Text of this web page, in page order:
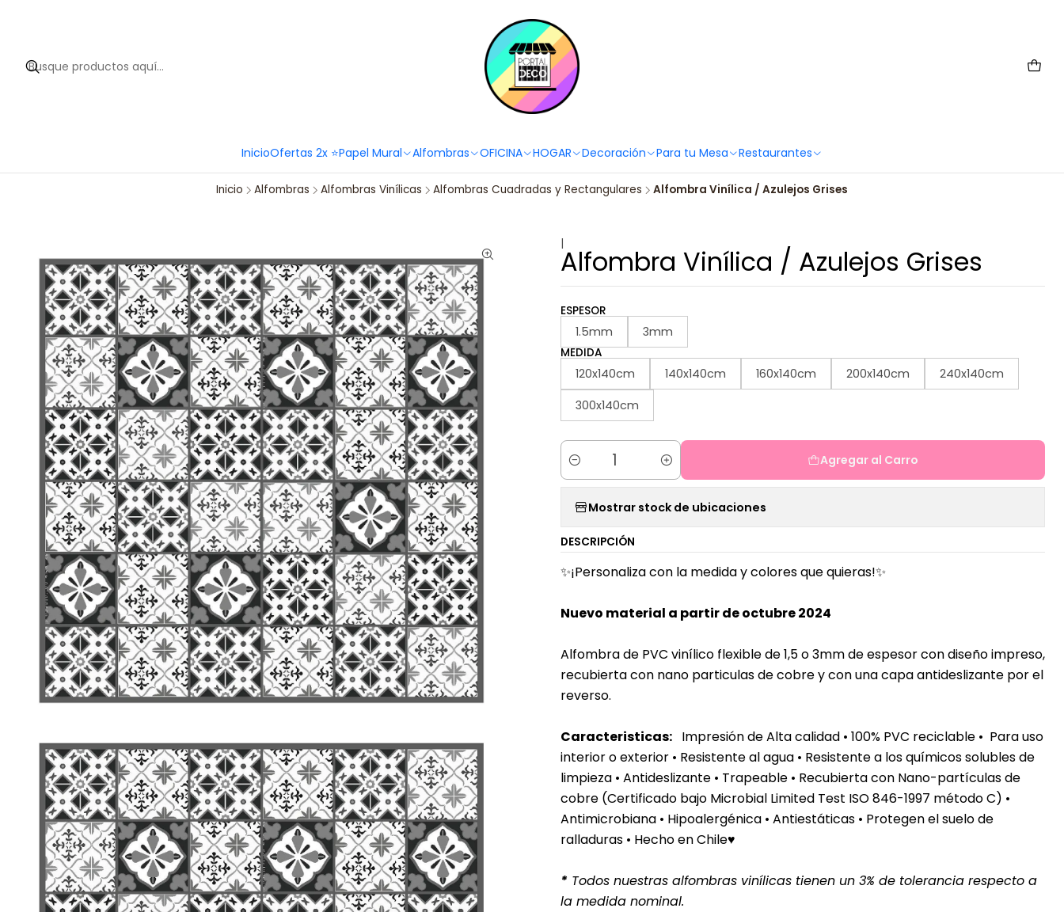
InicioOfertas 2x ⭐Papel Mural Alfombras OFICINA HOGAR Decoración Para tu Mesa Restaurantes
Hola PortaldecoLover✨ Necesitas ayuda? Escríbenos!
Inicio Alfombras Alfombras Vinílicas Alfombras Cuadradas y Rectangulares Alfombra Vinílica / Azulejos Grises
|
Alfombra Vinílica / Azulejos Grises
ESPESOR
1.5mm 3mm
MEDIDA
120x140cm 140x140cm 160x140cm 200x140cm
240x140cm
300x140cm
Cantidad
Agregar al Carro
Mostrar stock de ubicaciones
DESCRIPCIÓN
✨¡Personaliza con la medida y colores que quieras!✨
Nuevo material a partir de octubre 2024
Alfombra de PVC vinílico flexible de 1,5 o 3mm de espesor con diseño impreso,
recubierta con nano particulas de cobre y con una capa antideslizante por el
reverso.
Caracteristicas: Impresión de Alta calidad • 100% PVC reciclable • Para uso
interior o exterior • Resistente al agua • Resistente a los químicos solubles de
limpieza • Antideslizante • Trapeable • Recubierta con Nano-partículas de
cobre (Certificado bajo Microbial Limited Test ISO 846-1997 método C) •
Antimicrobiana • Hipoalergénica • Antiestáticas • Protegen el suelo de
ralladuras • Hecho en Chile♥
* Todos nuestras alfombras vinílicas tienen un 3% de tolerancia respecto a
la medida nominal.